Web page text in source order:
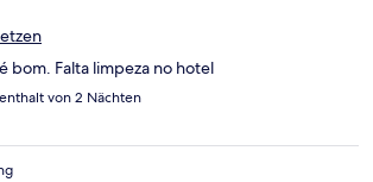
bom. Falta limpeza no hotel
von 2 Nächten